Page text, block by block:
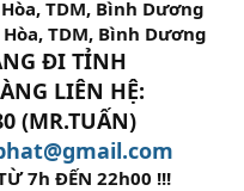
Hòa, TDM, Bình Dương
Hòa, TDM, Bình Dương
ĐI TỈNH
LIÊN HỆ:
(MR.TUẤN)
7h ĐẾN 22h00 !!!